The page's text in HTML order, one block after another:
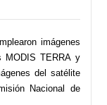
imágenes
MODIS TERRA y
del satélite
Nacional de